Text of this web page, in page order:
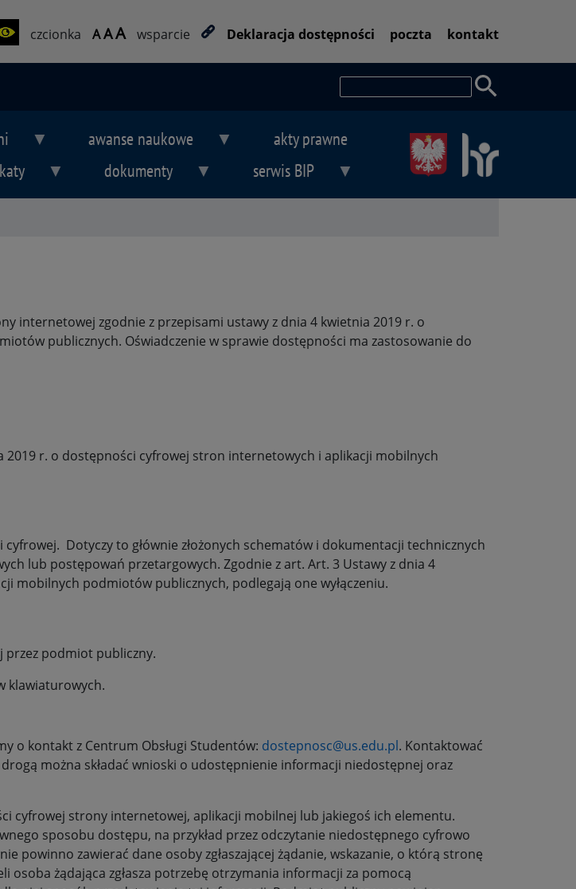
czcionka AAA wsparcie Deklaracja dostępności
Pasek
dostępności
poczta kontakt
awanse naukowe
akty prawne
dokumenty serwis BIP
internetowej zgodnie z przepisami ustawy z dnia 4 kwietnia 2019 r. o
publicznych. Oświadczenie w sprawie dostępności ma zastosowanie do
2019 r. o dostępności cyfrowej stron internetowych i aplikacji mobilnych
Dotyczy to głównie złożonych schematów i dokumentacji technicznych
lub postępowań przetargowych. Zgodnie z art. Art. 3 Ustawy z dnia 4
mobilnych podmiotów publicznych, podlegają one wyłączeniu.
przez podmiot publiczny.
klawiaturowych.
o kontakt z Centrum Obsługi Studentów: dostepnosc@us.edu.pl. Kontaktować
można składać wnioski o udostępnienie informacji niedostępnej oraz
cyfrowej strony internetowej, aplikacji mobilnej lub jakiegoś ich elementu.
sposobu dostępu, na przykład przez odczytanie niedostępnego cyfrowo
powinno zawierać dane osoby zgłaszającej żądanie, wskazanie, o którą stronę
żądająca zgłasza potrzebę otrzymania informacji za pomocą